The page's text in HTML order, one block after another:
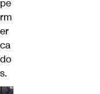
pe
rm
er
ca
do
s.